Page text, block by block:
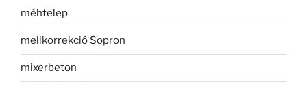
méhtelep
mellkorrekció Sopron
mixerbeton